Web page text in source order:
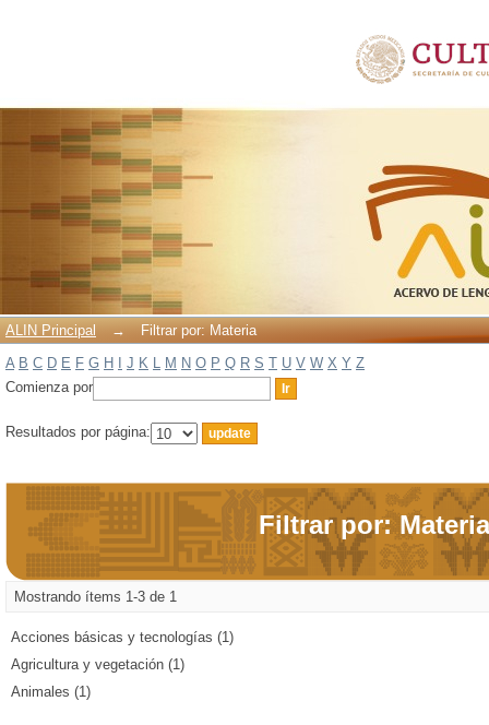
ALIN Principal →
Filtrar por: Materia
A B C D E F G H J K L M N O P Q R S T U V W X Y Z
Comienza por
Resultados por página:
Filtrar por: Materia
Mostrando ítems 1-3 de 1
Acciones básicas y tecnologías (1)
Agricultura y vegetación (1)
Animales (1)